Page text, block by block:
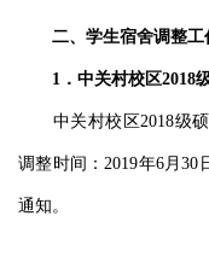
二、学生宿舍调整工
1．中关村校区2018
中关村校区2018级硕
调整时间：2019年6月30
通知。